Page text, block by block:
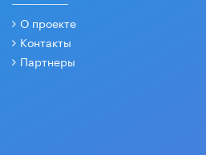
О проекте
Контакты
Партнеры